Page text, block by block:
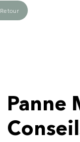
Retour
Panne